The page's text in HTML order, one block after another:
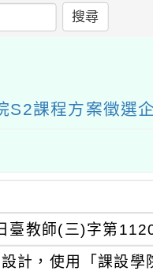
搜尋
課程方案徵選企
臺教師(三)字第
計，使用「課設